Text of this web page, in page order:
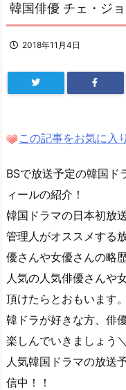
韓国俳優 チェ・ジ
2018年11月4日
この記事をお気に入
BSで放送予定の韓国ド
ィールの紹介！
韓国ドラマの日本初放
管理人がオススメする
優さんや女優さんの略
人気の人気俳優さんや
頂けたらとおもいます。
韓ドラが好きな方、俳
楽しんでいきましょう
人気韓国ドラマの放送
信中！！